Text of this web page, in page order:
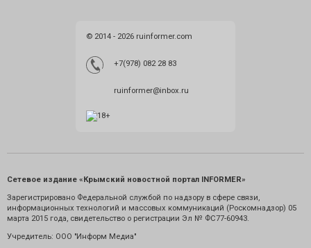
© 2014 - 2026 ruinformer.com
+7(978) 082 28 83
ruinformer@inbox.ru
Сетевое издание «Крымский новостной портал INFORMER»
Зарегистрировано Федеральной службой по надзору в сфере связи,
информационных технологий и массовых коммуникаций (Роскомнадзор) 05
марта 2015 года, свидетельство о регистрации Эл № ФС77-60943.
Учредитель: ООО "Информ Медиа"